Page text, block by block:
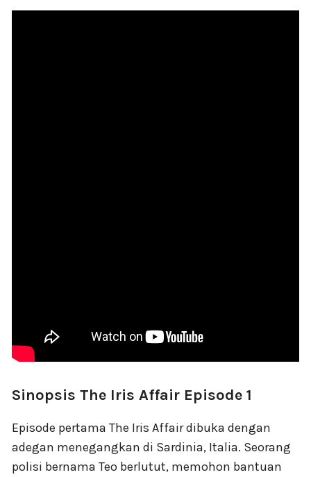
Sinopsis The Iris Affair Episode 1
Episode pertama The Iris Affair dibuka dengan
adegan menegangkan di Sardinia, Italia. Seorang
polisi bernama Teo berlutut, memohon bantuan